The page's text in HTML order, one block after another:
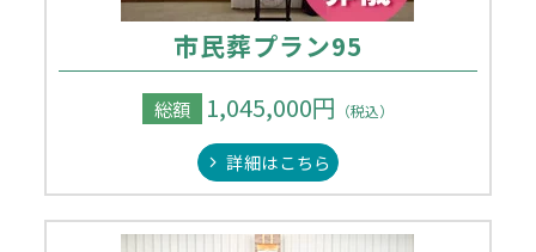
市民葬プラン95
総額 1,045,000円 （税込）
詳細はこちら